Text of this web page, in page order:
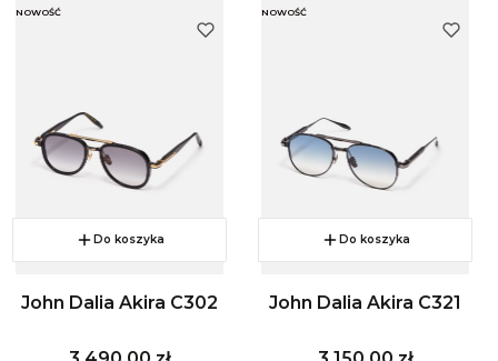
NOWOŚĆ
Do koszyka
John Dalia Akira C302
NOWOŚĆ
Do koszyka
John Dalia Akira C321